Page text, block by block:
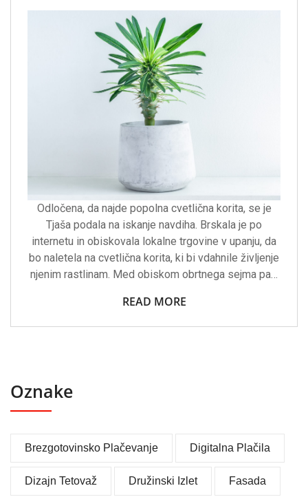
Odločena, da najde popolna cvetlična korita, se je
Tjaša podala na iskanje navdiha. Brskala je po
internetu in obiskovala lokalne trgovine v upanju, da
bo naletela na cvetlična korita, ki bi vdahnile življenje
njenim rastlinam. Med obiskom obrtnega sejma pa…
READ MORE
Oznake
Brezgotovinsko Plačevanje Digitalna Plačila
Dizajn Tetovaž Družinski Izlet Fasada